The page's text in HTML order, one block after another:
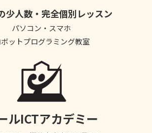
少人数・完全個別レッスン
パソコン・スマホ
ボットプログラミング教室
ルICTアカデミー